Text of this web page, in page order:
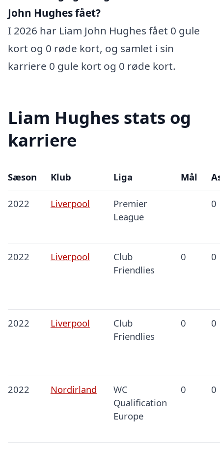
John Hughes fået?
I 2026 har Liam John Hughes fået 0 gule
kort og 0 røde kort, og samlet i sin
karriere 0 gule kort og 0 røde kort.
Liam Hughes stats og
karriere
Sæson Klub Liga Mål
2022 Liverpool
Premier
League
0
2022 Liverpool
Club
Friendlies
0 0
2022 Liverpool
Club
Friendlies
0 0
2022 Nordirland
WC
Qualification
Europe
0 0